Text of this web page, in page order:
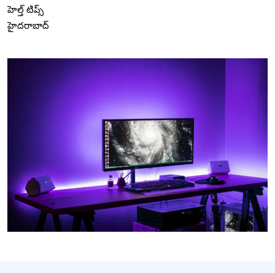
హెల్త్ టిప్స్
హైదరాబాద్